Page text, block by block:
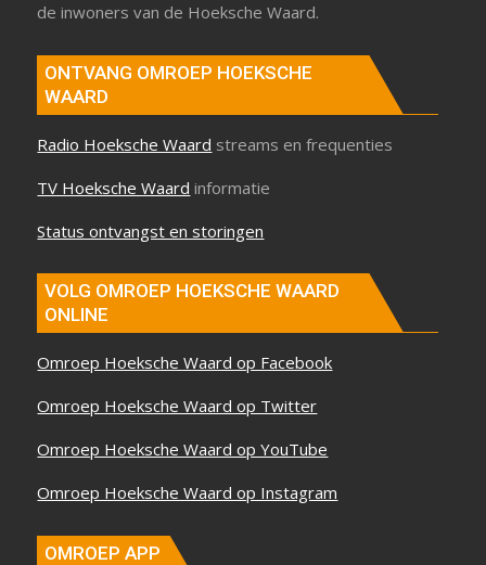
de inwoners van de Hoeksche Waard.
ONTVANG OMROEP HOEKSCHE
WAARD
Radio Hoeksche Waard streams en frequenties
TV Hoeksche Waard informatie
Status ontvangst en storingen
VOLG OMROEP HOEKSCHE WAARD
ONLINE
Omroep Hoeksche Waard op Facebook
Omroep Hoeksche Waard op Twitter
Omroep Hoeksche Waard op YouTube
Omroep Hoeksche Waard op Instagram
OMROEP APP